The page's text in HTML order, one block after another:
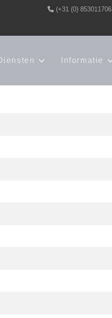
(+31 (0) 853011706
Informatie